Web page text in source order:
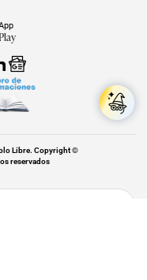
Libre. Copyright ©
reservados